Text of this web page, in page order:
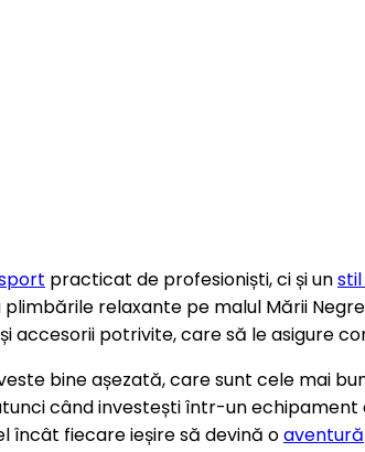
practicat de profesioniști, ci și un
plimbările relaxante pe malul Mării
accesorii potrivite, care să le asigure
bine așezată, care sunt cele mai
când investești într-un
încât fiecare ieșire să devină oaventură